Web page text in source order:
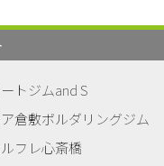
トジムand S
倉敷ボルダリングジム
フレ心斎橋